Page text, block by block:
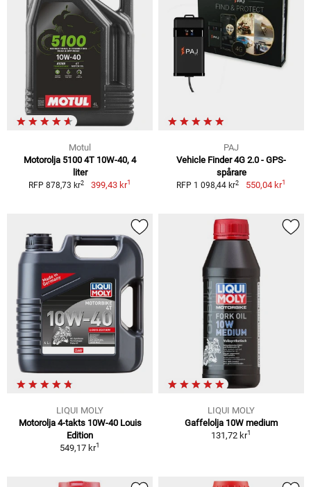
Motul
Motorolja 5100 4T 10W-40, 4
liter
RFP 878,73 kr2 399,43 kr1
PAJ
Vehicle Finder 4G 2.0 - GPS-
spårare
RFP 1 098,44 kr2 550,04 kr1
LIQUI MOLY
Motorolja 4-takts 10W-40 Louis
Edition
549,17 kr1
LIQUI MOLY
Gaffelolja 10W medium
131,72 kr1